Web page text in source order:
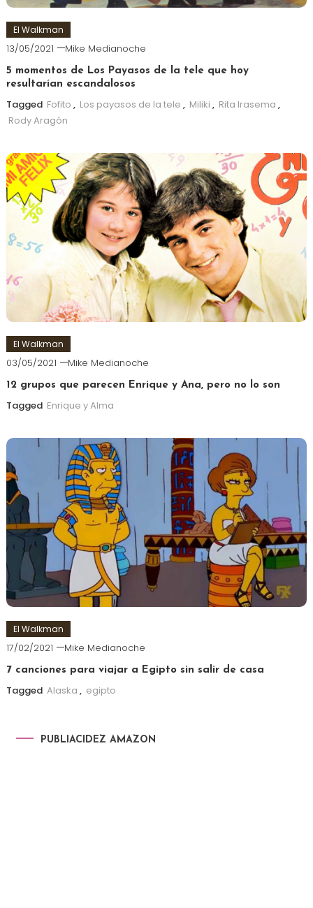
El Walkman
13/05/2021 Mike Medianoche
5 momentos de Los Payasos de la tele que hoy
resultarían escandalosos
Tagged Fofito , Los payasos de la tele , Miliki , Rita Irasema ,
Rody Aragón
El Walkman
03/05/2021 Mike Medianoche
12 grupos que parecen Enrique y Ana, pero no lo son
Tagged Enrique y Alma
El Walkman
17/02/2021 Mike Medianoche
7 canciones para viajar a Egipto sin salir de casa
Tagged Alaska , egipto
PUBLIACIDEZ AMAZON